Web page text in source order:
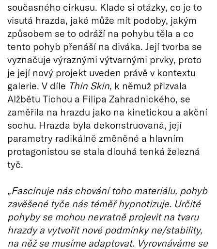
současného cirkusu. Klade si otázky, co je to
visutá hrazda, jaké může mít podoby, jakým
způsobem se to odráží na pohybu těla a co
tento pohyb přenáší na diváka. Její tvorba se
vyznačuje výraznými výtvarnými prvky, proto
je její nový projekt uveden právě v kontextu
galerie. V díle Thin Skin, k němuž přizvala
Alžbětu Tichou a Filipa Zahradnického, se
zaměřila na hrazdu jako na kinetickou a akční
sochu. Hrazda byla dekonstruovaná, její
parametry radikálně změněné a hlavním
protagonistou se stala dlouhá tenká železná
tyč.
„Fascinuje nás chování toho materiálu, pohyb
zavěšené tyče nás téměř hypnotizuje. Určité
pohyby se mohou nevratně projevit na tvaru
hrazdy a vytvořit nové podmínky ne/stability,
na něž se musíme adaptovat. Vyrovnáváme se